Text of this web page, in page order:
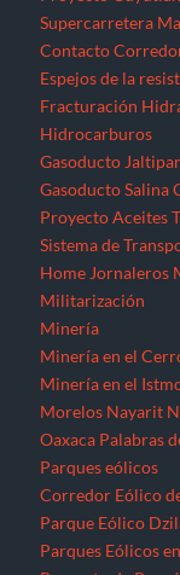
Supercarretera
Contacto
Espejos de la
Fracturación
Hidrocarburos
Gasoducto
Gasoducto Salina
Proyecto Aceites
Sistema de
Home Jornaleros
Militarización
Minería
Minería en el
Minería en el
Morelos Nayarit
Oaxaca Palabras
Parques eólicos
Corredor Eólico
Parque Eólico
Parques Eólicos